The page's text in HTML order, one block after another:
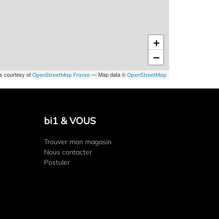
+
−
courtesy of OpenStreetMap France — Map data © OpenStreetMap
bi1 & VOUS
Trouver mon magasin
Nous contacter
Postuler